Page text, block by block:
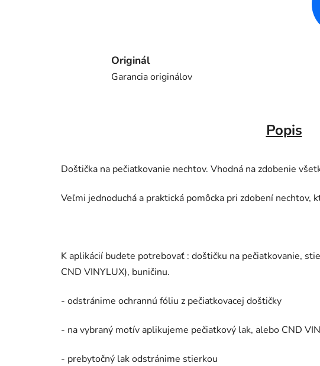
Originál
Garancia originálov
Popis
Doštička na pečiatkovanie nechtov. Vhodná na zdobenie
Veľmi jednoduchá a praktická pomôcka pri zdobení nechtov,
K aplikácií budete potrebovať : doštičku na pečiatkovanie,
CND VINYLUX), buničinu.
- odstránime ochrannú fóliu z pečiatkovacej doštičky
- na vybraný motív aplikujeme pečiatkový lak, alebo CND
- prebytočný lak odstránime stierkou